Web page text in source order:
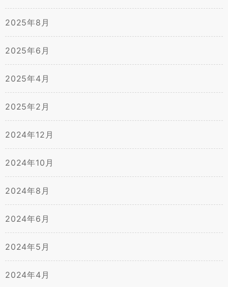
2025年8月
2025年6月
2025年4月
2025年2月
2024年12月
2024年10月
2024年8月
2024年6月
2024年5月
2024年4月